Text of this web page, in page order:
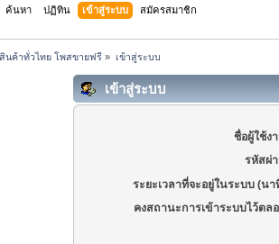
ค้นหา ปฏิทิน เข้าสู่ระบบ สมัครสมาชิก
นค้าทั่วไทย โพสขายฟรี » เข้าสู่ระบบ
เข้าสู่ระบบ
ชื่อผู้ใช้ง
รหัสผ่
ระยะเวลาที่จะอยู่ในระบบ (นา
คงสถานะการเข้าระบบไว้ตล